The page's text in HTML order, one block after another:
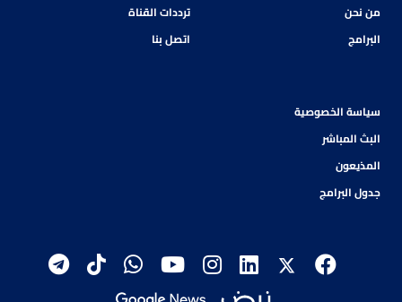
من نحن
البرامج
ترددات القناة
اتصل بنا
سياسة الخصوصية
البث المباشر
المذيعون
جدول البرامج